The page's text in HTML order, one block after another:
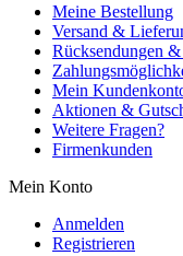
Meine Bestellung
Versand &
Rücksendungen
Mein
Aktionen &
Weitere Fragen?
Firmenkunden
Mein Konto
Anmelden
Registrieren